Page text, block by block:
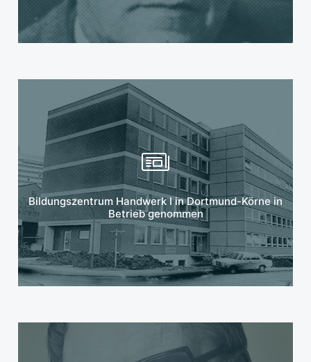
Bildungszentrum Handwerk I in Dortmund-Körne in
Betrieb genommen
Mehr erfahren